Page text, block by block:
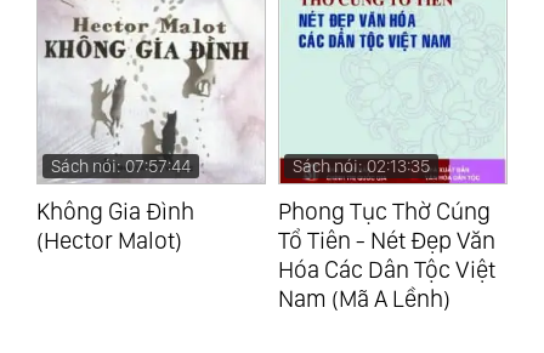
Sách nói: 02:13:35
Phong Tục Thờ Cúng
Tổ Tiên - Nét Đẹp Văn
Sách nói: 01:25:38
Ai Lấy Miếng Pho Mát
Của Tôi? (Spencer
Johnson)